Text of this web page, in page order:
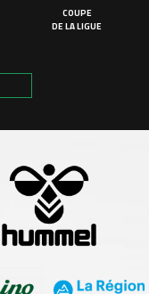
COUPE
DE LA LIGUE